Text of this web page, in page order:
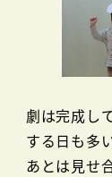
劇は完成し
する日も多
あとは見せ